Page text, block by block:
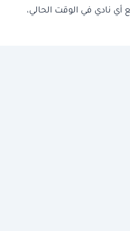
أي نادي في الوقت الحالي،